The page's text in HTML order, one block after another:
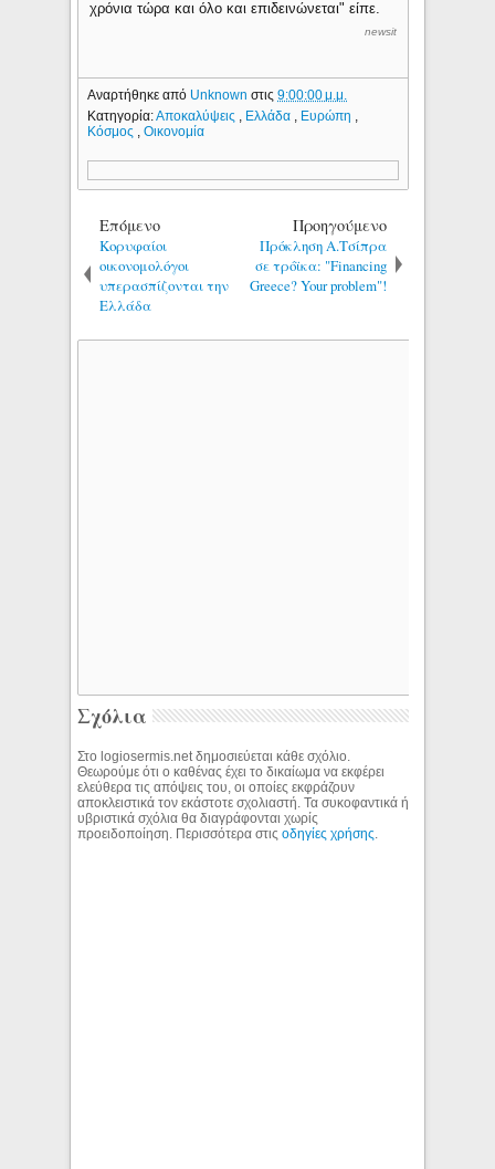
χρόνια τώρα και όλο και επιδεινώνεται" είπε.
newsit
Αναρτήθηκε από Unknownστις9:00:00 μ.μ.
Κατηγορία:Αποκαλύψεις , Ελλάδα , Ευρώπη ,
Κόσμος ,Οικονομία
Επόμενο
Κορυφαίοι
οικονομολόγοι
υπερασπίζονται την
Ελλάδα
Προηγούμενο
Πρόκληση Α.Τσίπρα
σε τρόϊκα: "Financing
Greece? Your problem"!
Σχόλια
Στο logiosermis.net δημοσιεύεται κάθε σχόλιο.
Θεωρούμε ότι ο καθένας έχει το δικαίωμα να εκφέρει
ελεύθερα τις απόψεις του, οι οποίες εκφράζουν
αποκλειστικά τον εκάστοτε σχολιαστή. Τα συκοφαντικά ή
υβριστικά σχόλια θα διαγράφονται χωρίς
προειδοποίηση. Περισσότερα στιςοδηγίες χρήσης.